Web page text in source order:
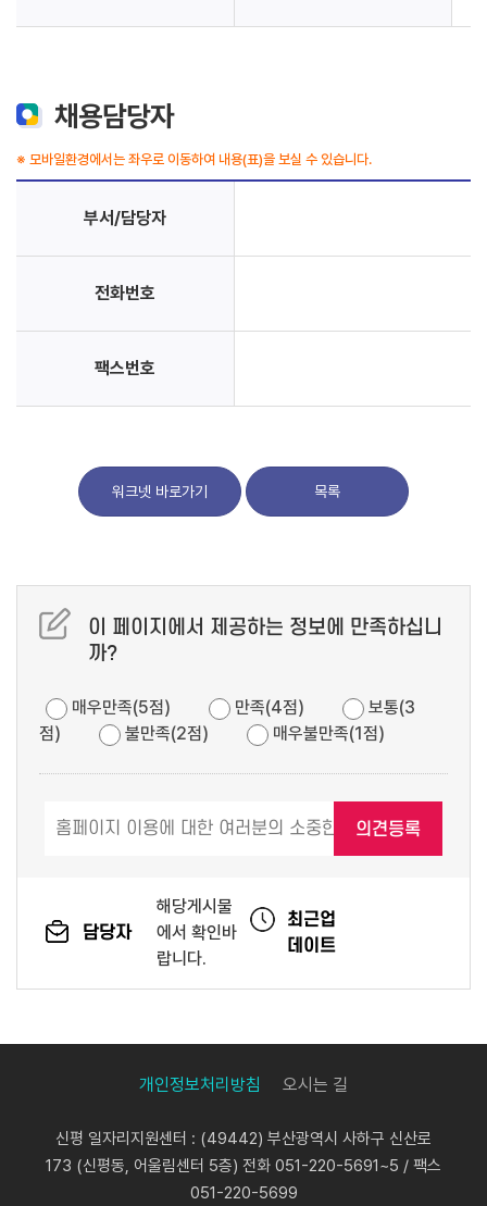
채용담당자
※ 모바일환경에서는 좌우로 이동하여 내용(표)을 보실 수 있습니다.
부서/담당자
전화번호
팩스번호
워크넷 바로가기 목록
이 페이지에서 제공하는 정보에 만족하십니
까?
매우만족(5점) 만족(4점)
점)
불만족(2점) 매우불만족(1점)
담당자
해당게시물
에서 확인바
랍니다.
최근업
데이트
개인정보처리방침 오시는 길
신평 일자리지원센터 : (49442) 부산광역시 사하구 신산로
173 (신평동, 어울림센터 5층) 전화 051-220-5691~5 / 팩스
051-220-5699